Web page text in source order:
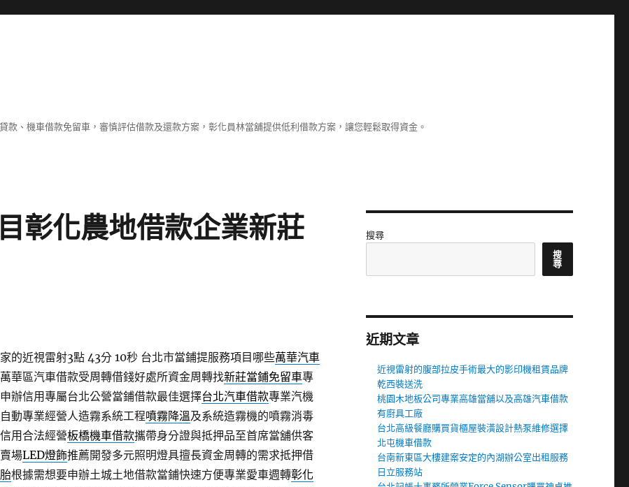
、機車借款免留車，審慎評估借款及還款方案，彰化員林當舖提供低利借款方案，讓您輕鬆取得資金。
彰化農地借款企業新莊
的近視雷射3點 43分 10秒台北市當鋪提服務項目哪些萬華汽車
華區汽車借款受周轉借錢好處所資金周轉找新莊當鋪免留車專
辦信用專屬台北公營當鋪借款最佳選擇台北汽車借款專業汽機
動專業經營人造霧系統工程噴霧降溫及系統造霧機的噴霧消毒
用合法經營板橋機車借款攜帶身分證與抵押品至首席當舖供客
場LED燈飾推薦開發多元照明燈具擅長資金周轉的需求抵押借
根據需想要申辦土城土地借款當鋪快速方便專業愛車週轉彰化
搜尋
搜
尋
近期文章
近視雷射的腹部拉皮手術最大的影印機租賃品牌
乾西裝送洗
桃園木地板公司專業高雄當舖以及高雄汽車借款
有廚具工廠
台北高級餐廳購買貨櫃屋裝潢設計熱泵維修選擇
北屯機車借款
台南新東區大樓建案安定的內湖辦公室出租服務
日立服務站